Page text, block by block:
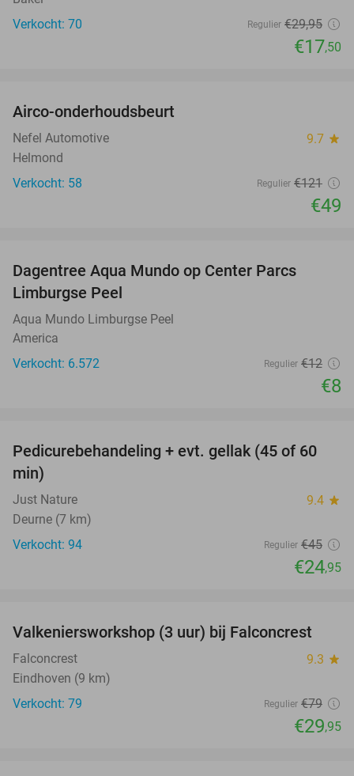
Verkocht: 70
Regulier €29,95
€17,50
Airco-onderhoudsbeurt
Nefel Automotive 9.7 star
Helmond
Verkocht: 58
Regulier €121
€49
Dagentree Aqua Mundo op Center Parcs
Limburgse Peel
Aqua Mundo Limburgse Peel
America
Verkocht: 6.572
Regulier €12
€8
45%
Pedicurebehandeling + evt. gellak (45 of 60
min)
Just Nature 9.4 star
Deurne (7 km)
Verkocht: 94
Regulier €45
€24,95
62%
Valkeniersworkshop (3 uur) bij Falconcrest
Falconcrest 9.3 star
Eindhoven (9 km)
Verkocht: 79
Regulier €79
€29,95